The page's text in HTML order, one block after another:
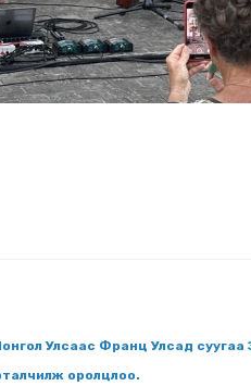
Улсаас Франц Улсад
оролцлоо.